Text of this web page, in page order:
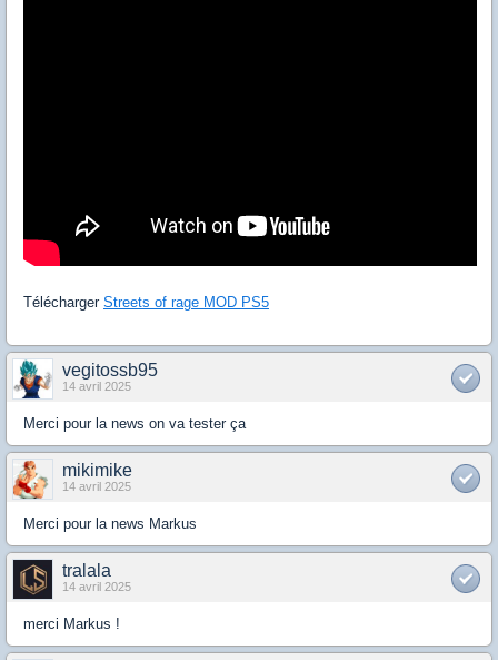
Télécharger Streets of rage MOD PS5
vegitossb95
14 avril 2025
Merci pour la news on va tester ça
mikimike
14 avril 2025
Merci pour la news Markus
tralala
14 avril 2025
merci Markus !